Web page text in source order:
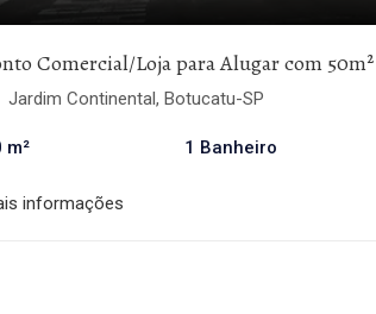
Comercial/Loja para Alugar com 50m²
Jardim Continental, Botucatu-SP
m² 1 Banheiro
informações